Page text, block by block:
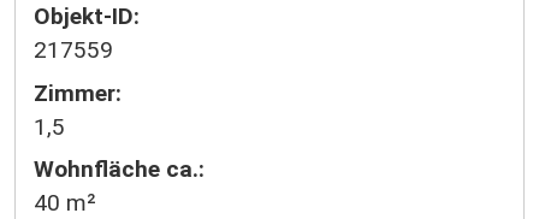
Objekt-ID:
217559
Zimmer:
1,5
Wohnfläche ca.:
40 m²